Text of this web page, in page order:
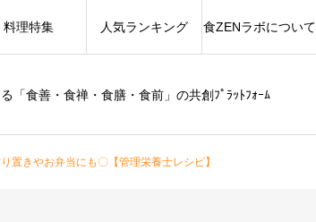
「食善・食禅・食膳・食前」の共創ﾌﾟﾗｯﾄﾌｫｰﾑ
料理特集 人気ランキング 食ZENラボについて
置きやお弁当にも〇【管理栄養士レシピ】